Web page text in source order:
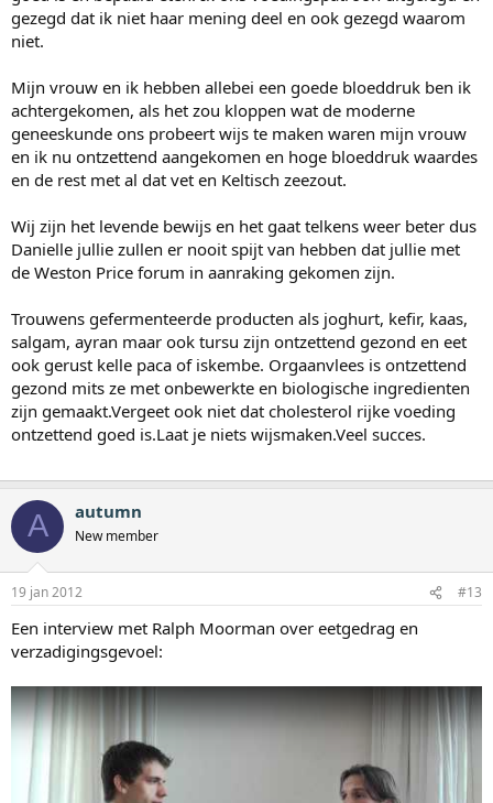
gezegd dat ik niet haar mening deel en ook gezegd waarom
niet.
Mijn vrouw en ik hebben allebei een goede bloeddruk ben ik
achtergekomen, als het zou kloppen wat de moderne
geneeskunde ons probeert wijs te maken waren mijn vrouw
en ik nu ontzettend aangekomen en hoge bloeddruk waardes
en de rest met al dat vet en Keltisch zeezout.
Wij zijn het levende bewijs en het gaat telkens weer beter dus
Danielle jullie zullen er nooit spijt van hebben dat jullie met
de Weston Price forum in aanraking gekomen zijn.
Trouwens gefermenteerde producten als joghurt, kefir, kaas,
salgam, ayran maar ook tursu zijn ontzettend gezond en eet
ook gerust kelle paca of iskembe. Orgaanvlees is ontzettend
gezond mits ze met onbewerkte en biologische ingredienten
zijn gemaakt.Vergeet ook niet dat cholesterol rijke voeding
ontzettend goed is.Laat je niets wijsmaken.Veel succes.
A autumn
New member
19 jan 2012 #13
Een interview met Ralph Moorman over eetgedrag en
verzadigingsgevoel: